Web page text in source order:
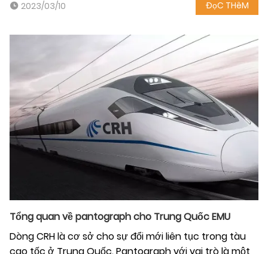
2023/03/10 ĐọC THêM
Tổng quan về pantograph cho Trung Quốc EMU
Dòng CRH là cơ sở cho sự đổi mới liên tục trong tàu